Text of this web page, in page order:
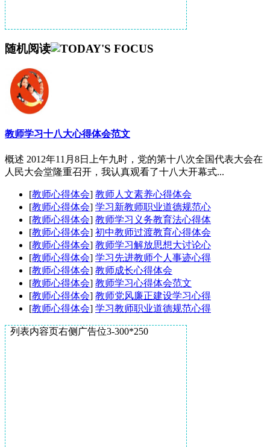
随机阅读
教师学习十八大心得体会范文
概述 2012年11月8日上午九时，党的第十八次全国代表大会在
人民大会堂隆重召开，我认真观看了十八大开幕式...
[教师心得体会] 教师人文素养心得体会
[教师心得体会] 学习新教师职业道德规范心
[教师心得体会] 教师学习义务教育法心得体
[教师心得体会] 初中教师过渡教育心得体会
[教师心得体会] 教师学习解放思想大讨论心
[教师心得体会] 学习先进教师个人事迹心得
[教师心得体会] 教师成长心得体会
[教师心得体会] 教师学习心得体会范文
[教师心得体会] 教师党风廉正建设学习心得
[教师心得体会] 学习教师职业道德规范心得
列表内容页右侧广告位3-300*250